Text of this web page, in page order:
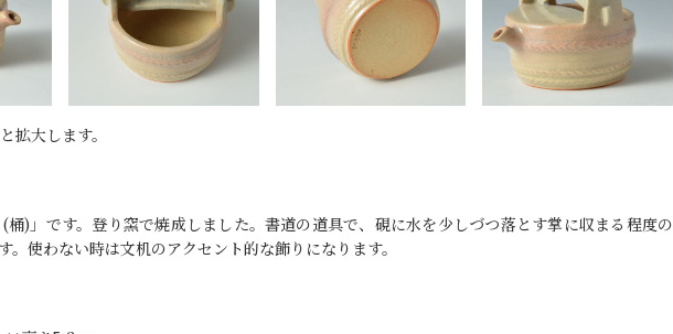
拡大します。
桶)」です。登り窯で焼成しました。書道の道具で、硯に水を少しづつ落とす掌に収まる程度の
。使わない時は文机のアクセント的な飾りになります。